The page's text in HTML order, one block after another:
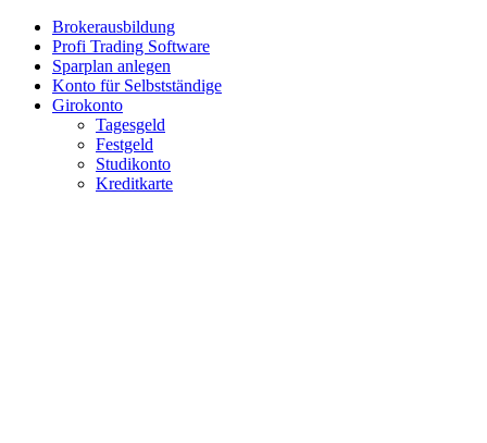
Brokerausbildung
Profi Trading Software
Sparplan anlegen
Konto für Selbstständige
Girokonto
Tagesgeld
Festgeld
Studikonto
Kreditkarte